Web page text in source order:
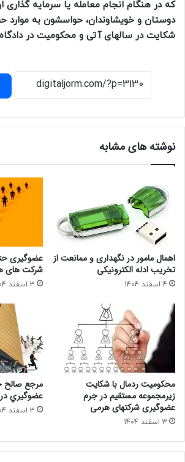
که در هنگام انجام معامله یا سرمایه گذاری
دوستان و خویشاوندان، حواسشون به موارد
شکایت در سالهای آتی و محکومیت در
نوشته های مشابه
اهمال مامور در نگهداری و ممانعت از
تخریب ادله الکترونیکی
4 اسفند 1404
عضوگیری
شرکت های
3 اسفند 1404
محکومیت ردمال با شکایت
زیرمجموعه مستقیم در جرم
عضوگیری شرکتهای هرمی
3 اسفند 1404
مرجع
عضوگيري
3 اسفند 1404